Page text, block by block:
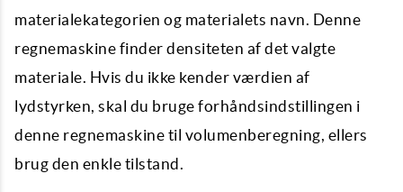
materialekategorien og materialets navn. Denne
regnemaskine finder densiteten af ​​det valgte
materiale. Hvis du ikke kender værdien af ​​
lydstyrken, skal du bruge forhåndsindstillingen i
denne regnemaskine til volumenberegning, ellers
brug den enkle tilstand.